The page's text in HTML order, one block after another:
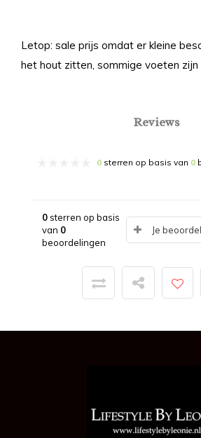
Letop: sale prijs omdat er kleine
het hout zitten, sommige voeten zijn
Reviews
0 sterren op basis van 0
0sterren op basis
van 0
beoordelingen
Je